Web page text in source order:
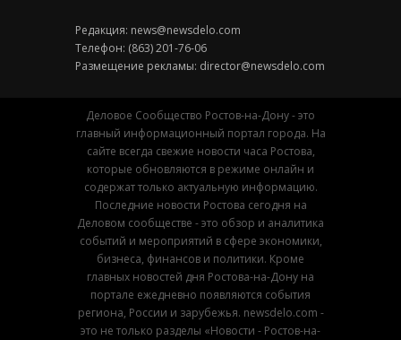
Редакция: news@newsdelo.com
Телефон: (863) 201-76-06
Размещение рекламы: director@newsdelo.com
Деловое Сообщество Ростов-на-Дону - это
главный информационный портал города. На
сайте всегда свежие новости часа Ростова,
которые обновляются в режиме онлайн и
содержат только актуальную информацию.
Последние новости Ростова сегодня на
Деловом сообществе - это обзор и аналитика
событий и мероприятий в сфере экономики,
бизнеса, финансов и политики. Кроме
главных новостей дня Ростова-на-Дону на
портале ежедневно появляются события
региона, России и зарубежья. newsdelo.com -
это не только разделы «Новости - Ростов-на-